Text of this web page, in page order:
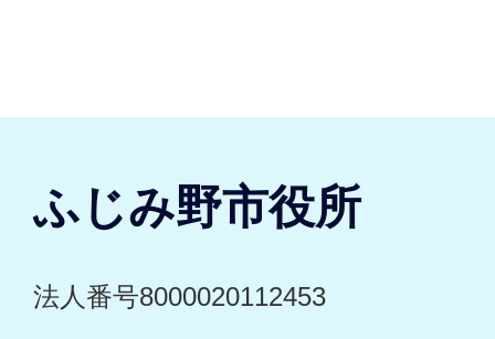
ふじみ野市役所
法人番号8000020112453